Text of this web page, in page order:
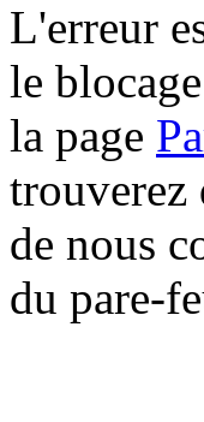
L'erreur
le
la page
trouverez
de nous
du pare-